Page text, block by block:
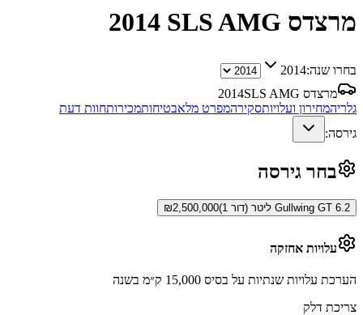
מרצדס SLS AMG 2014
בחרו שנה:2014
מרצדס SLS AMG
2014
גלריהמחירון ועלויותסקירהמפרט מלאבטיחותמכירותחוות דעת
גירסה:
בחר גירסה
Gullwing GT 6.2 ליטר (דור 1) ₪2,500,000
עלויות אחזקה
הערכת עלויות שנתיות על בסיס 15,000 ק״מ בשנה
צריכת דלק